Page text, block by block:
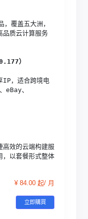
覆盖五大洲，
品质云计算服务
）
IP，适合跨境电
eBay、
高效的云端构建服
，以套餐形式整体
¥ 84.00 起/ 月
立即購買